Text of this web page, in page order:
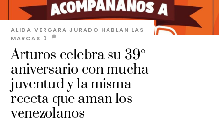
Arturos celebra su 39°
aniversario con mucha
juventud y la misma
receta que aman los
venezolanos
ALIDA VERGARA JURADO HABLAN LAS
MARCAS 0